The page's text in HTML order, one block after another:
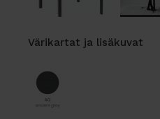
Värikartat ja lisäkuvat